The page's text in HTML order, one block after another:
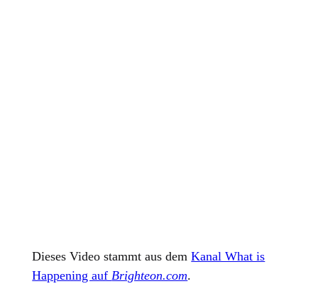
Dieses Video stammt aus demKanal What is
Happening aufBrighteon.com.